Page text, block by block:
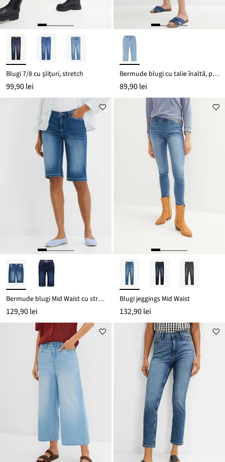
Blugi 7/8 cu şliţuri, stretch
99,90 lei
Bermude blugi cu talie înaltă, până la genunchi
89,90 lei
Bermude blugi Mid Waist cu stretch
129,90 lei
Blugi jeggings Mid Waist
132,90 lei